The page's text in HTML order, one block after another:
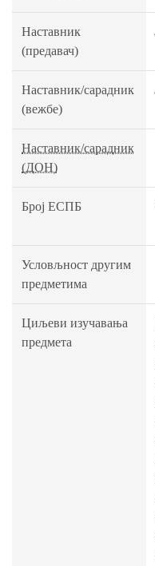
Наставник
(предавач)
Наставник/сарадник
(вежбе)
Наставник/сарадник
(ДОН)
Број ЕСПБ
Условљност другим
предметима
Циљеви изучавања
предмета